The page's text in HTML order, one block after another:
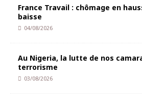
France Travail : chômage en
baisse
04/08/2026
Au Nigeria, la lutte de nos
terrorisme
03/08/2026